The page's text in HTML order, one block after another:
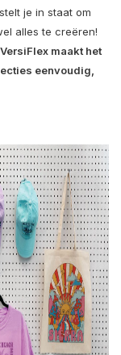
je in staat om
alles te creëren!
VersiFlex maakt het
eenvoudig,